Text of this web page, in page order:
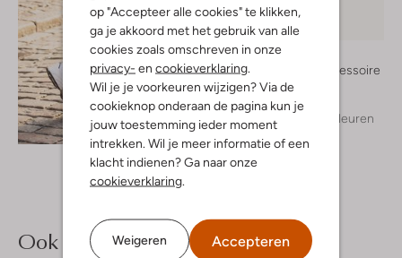
op "Accepteer alle cookies" te klikken,
ga je akkoord met het gebruik van alle
cookies zoals omschreven in onze
privacy- en cookieverklaring
Wil je je voorkeuren wijzigen? Via de
cookieknop onderaan de pagina kun je
jouw toestemming ieder moment
intrekken. Wil je meer informatie of een
klacht indienen? Ga naar onze
cookieverklaring
Weigeren Accepteren
Ontdek de look
Sportaccessoire
€ 29,99
+ meer kleuren
Ook iets voor jou?